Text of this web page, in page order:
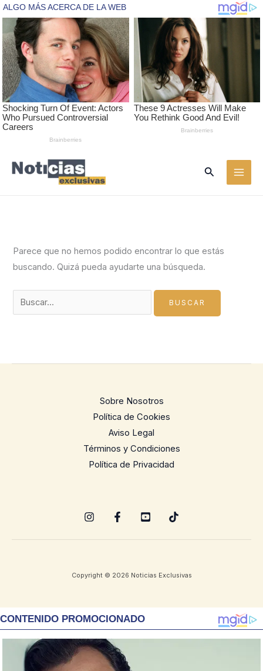
Buscar
Parece que no hemos podido encontrar lo que estás
buscando. Quizá pueda ayudarte una búsqueda.
Buscar
por:
Sobre Nosotros
Política de Cookies
Aviso Legal
Términos y Condiciones
Política de Privacidad
Copyright © 2026 Noticias Exclusivas